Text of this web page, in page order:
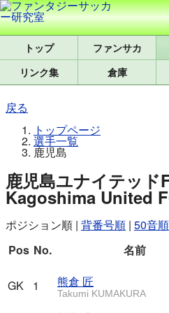
トップ
リンク集
倉庫
戻る
トップページ
選手一覧
鹿児島
鹿児島ユナイテッド
Kagoshima United
ポジション順 | 背番号順 | 50音順
Pos No. 名前
GK
1 熊倉 匠
Takumi KUMAKURA